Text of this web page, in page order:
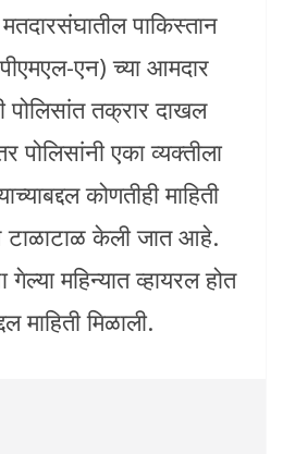
पाकिस्तान
एन) च्या आमदार
पोलिसांत तक्रार दाखल
पोलिसांनी एका व्यक्तीला
कोणतीही माहिती
टाळाटाळ केली जात आहे.
महिन्यात व्हायरल होत
माहिती मिळाली.